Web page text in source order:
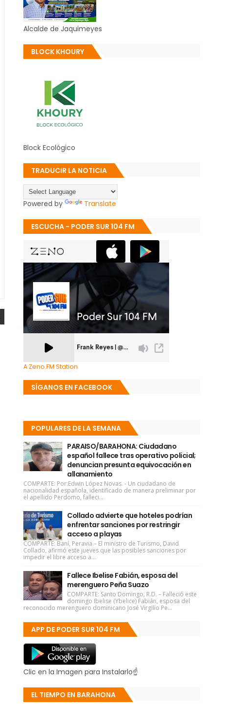
Alcalde de Jaquimeyes
BLOCK KHOURY
Block Ecológico
TRADUCIR LA NOTICIA
Powered by Translate
ESCUCHA - PODER SUR 104 FM
A Zeno.FM Station
SÍGANOS EN FACEBOOK
POPULARES DE LA SEMANA
PARAISO/BARAHONA: Ciudadano
español fallece tras operativo policial;
denuncian presunta equivocación en
allanamiento
COMPARTE: Por:Edwin López Novas. - Un ciudadano de
nacionalidad española, identificado de manera preliminar por
el apellido Perdomo, falleci...
Collado advierte que hoteles podrían
enfrentar sanciones por restringir
acceso a playas
COMPARTE: Baní, Peravia.– El ministro de Turismo, David
Collado, afirmó este jueves que las posibles sanciones por
impedir el libre acceso a...
Fallece Ibelise Fabián, esposa del
merenguero Peña Suazo
COMPARTE: Santo Domingo, R.D. – Falleció este
domingo Ibelise (Ybelice) Fabián, esposa del
reconocido merenguero dominicano José Virgilio Pe...
APP DE PODER SUR 104 FM
Clic en la Imagen para Instalarlo☝
EL TIEMPO EN BARAHONA